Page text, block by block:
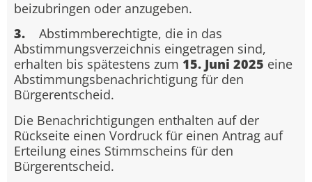
beizubringen oder anzugeben.
3. Abstimmberechtigte, die in das
Abstimmungsverzeichnis eingetragen sind,
erhalten bis spätestens zum 15. Juni 2025 eine
Abstimmungsbenachrichtigung für den
Bürgerentscheid.
Die Benachrichtigungen enthalten auf der
Rückseite einen Vordruck für einen Antrag auf
Erteilung eines Stimmscheins für den
Bürgerentscheid.